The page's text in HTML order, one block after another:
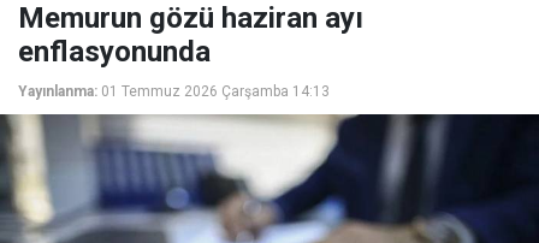
Memurun gözü haziran ayı
enflasyonunda
Yayınlanma: 01 Temmuz 2026 Çarşamba 14:13